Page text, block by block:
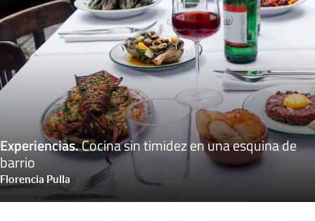
Experiencias.Cocina sin timidez en una esquina de
barrio
Florencia Pulla